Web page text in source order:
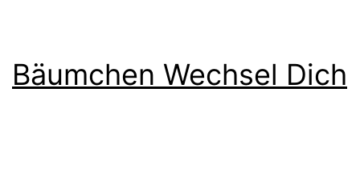
Bäumchen Wechsel Dich